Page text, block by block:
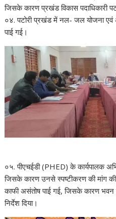
जिसके कारण प्रखंड विकास पदाधिकारी
०४. पटोरी प्रखंड में नल- जल योजना एवं
पाई गई।
०५. पीएचईडी (PHED) के कार्यपालक
जिसके कारण उनसे स्पष्टीकरण की मांग की
काफी असंतोष पाई गई, जिसके कारण
निर्देश दिया।